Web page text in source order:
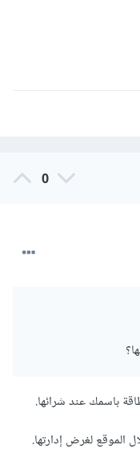
0
باسمك عند شرائها.
الموقع لغرض إدارتها.